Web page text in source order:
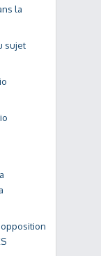
la
sujet